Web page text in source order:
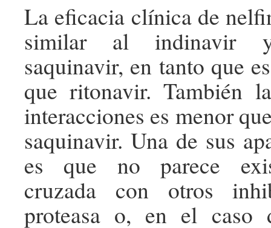
La eficacia clínica de
similar al indinavir
saquinavir, en tanto que
que ritonavir. También
interacciones es menor
saquinavir. Una de sus
es que no parece
cruzada con otros
proteasa o, en el caso